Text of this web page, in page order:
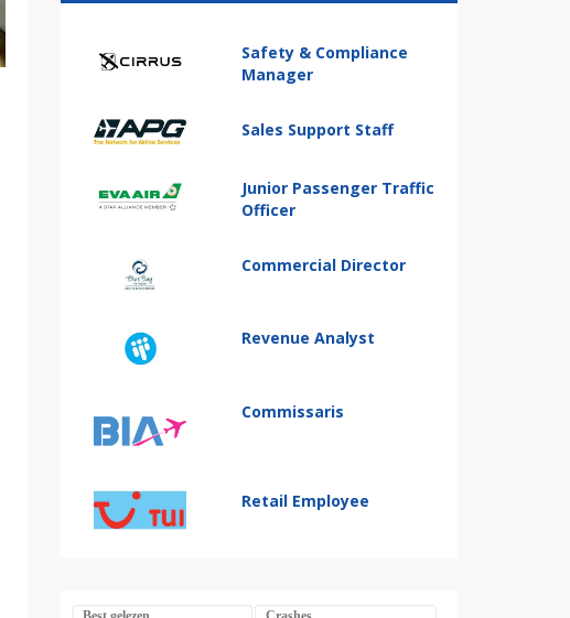
Safety & Compliance
Manager
Sales Support Staff
Junior Passenger Traffic
Officer
Commercial Director
Revenue Analyst
Commissaris
Retail Employee